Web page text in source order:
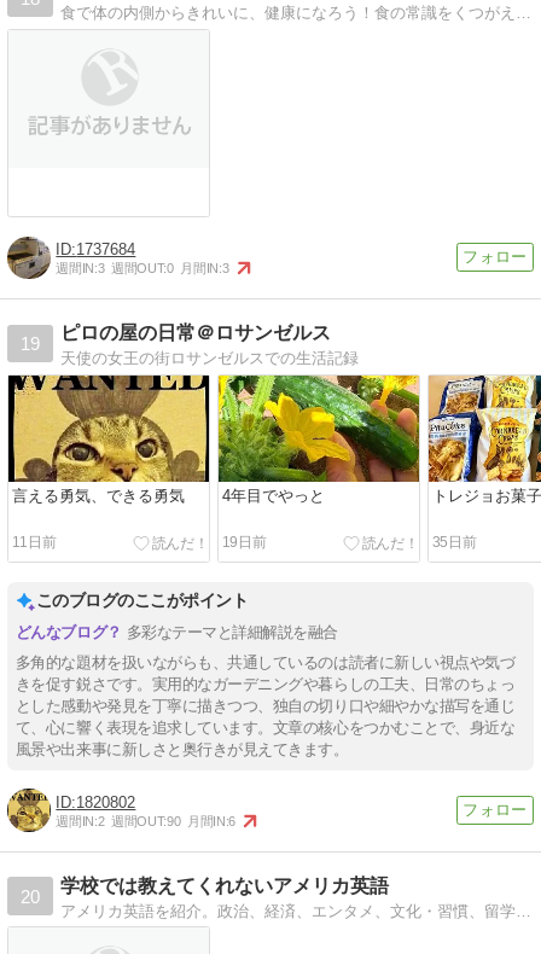
1737684
週間IN:3 週間OUT:0 月間IN:3
19
ピロの屋の日常＠ロサンゼルス
天使の女王の街ロサンゼルスでの生活記録
言える勇気、できる勇気
11日前
4年目でやっと
19日前
トレジョお菓
35日前
このブログのここがポイント
多彩なテーマと詳細解説を融合
多角的な題材を扱いながらも、共通しているのは読者に新しい視点や気づ
きを促す鋭さです。実用的なガーデニングや暮らしの工夫、日常のちょっ
とした感動や発見を丁寧に描きつつ、独自の切り口や細やかな描写を通じ
て、心に響く表現を追求しています。文章の核心をつかむことで、身近な
風景や出来事に新しさと奥行きが見えてきます。
1820802
週間IN:2 週間OUT:90 月間IN:6
20
学校では教えてくれないアメリカ英語
アメリカ英語を紹介。政治、経済、エンタメ、文化・習慣、留学などテーマは多岐に渡ります。